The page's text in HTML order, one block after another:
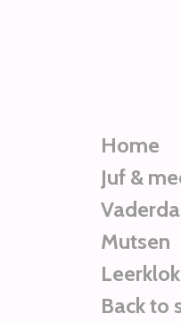
Home
Juf &
Mutsen
Back to